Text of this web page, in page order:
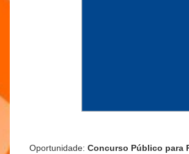
Oportunidade: Concurso Público para